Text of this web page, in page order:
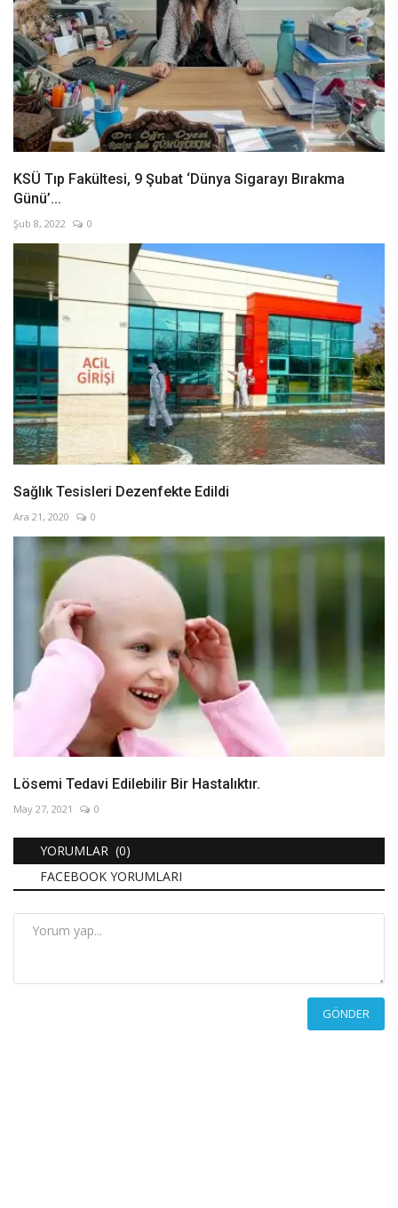
KSÜ Tıp Fakültesi, 9 Şubat ‘Dünya Sigarayı Bırakma
Günü’...
Şub 8, 2022 0
Sağlık Tesisleri Dezenfekte Edildi
Ara 21, 2020 0
Lösemi Tedavi Edilebilir Bir Hastalıktır.
May 27, 2021 0
YORUMLAR (0)
FACEBOOK YORUMLARI
GÖNDER